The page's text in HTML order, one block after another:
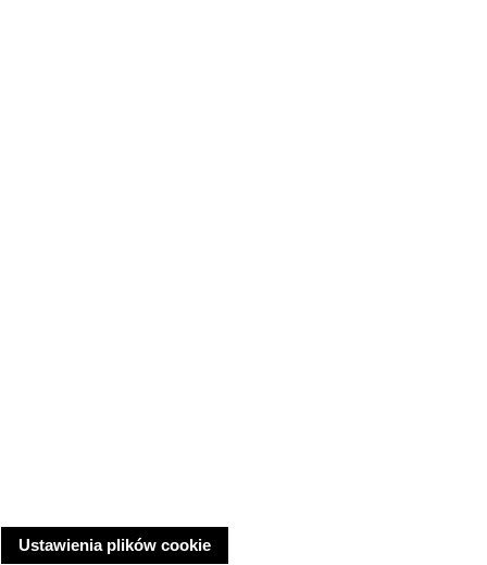
Ustawienia plików cookie